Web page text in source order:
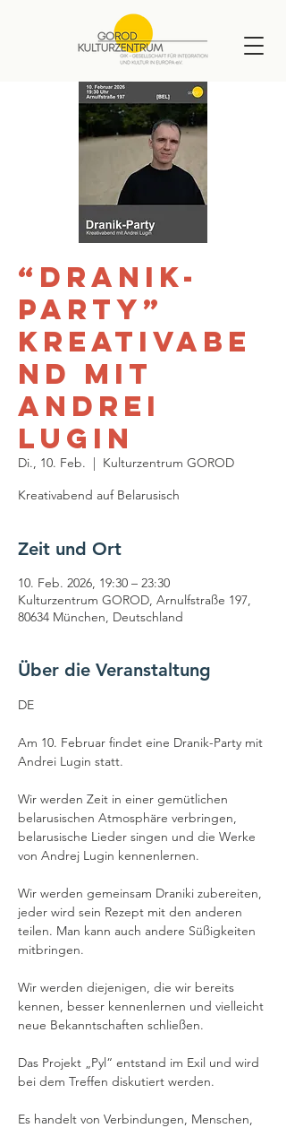
“Dranik-
Party”
Kreativabe
nd mit
Andrei
Lugin
Di., 10. Feb.
  |
Kulturzentrum GOROD
Kreativabend auf Belarusisch
Zeit und Ort
10. Feb. 2026, 19:30 – 23:30
Kulturzentrum GOROD, Arnulfstraße 197,
80634 München, Deutschland
Über die Veranstaltung
DE
Am 10. Februar findet eine Dranik-Party mit
Andrei Lugin statt.
Wir werden Zeit in einer gemütlichen
belarusischen Atmosphäre verbringen,
belarusische Lieder singen und die Werke
von Andrej Lugin kennenlernen.
Wir werden gemeinsam Draniki zubereiten,
jeder wird sein Rezept mit den anderen
teilen. Man kann auch andere Süßigkeiten
mitbringen.
Wir werden diejenigen, die wir bereits
kennen, besser kennenlernen und vielleicht
neue Bekanntschaften schließen.
Das Projekt „Pyl“ entstand im Exil und wird
bei dem Treffen diskutiert werden.
Es handelt von Verbindungen, Menschen,